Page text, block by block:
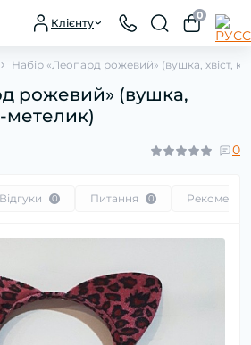
Клієнту
0
Набір «Леопард рожевий» (вушка, хвіст,
рожевий» (вушка,
метелик)
0
Відгуки 0 Питання 0